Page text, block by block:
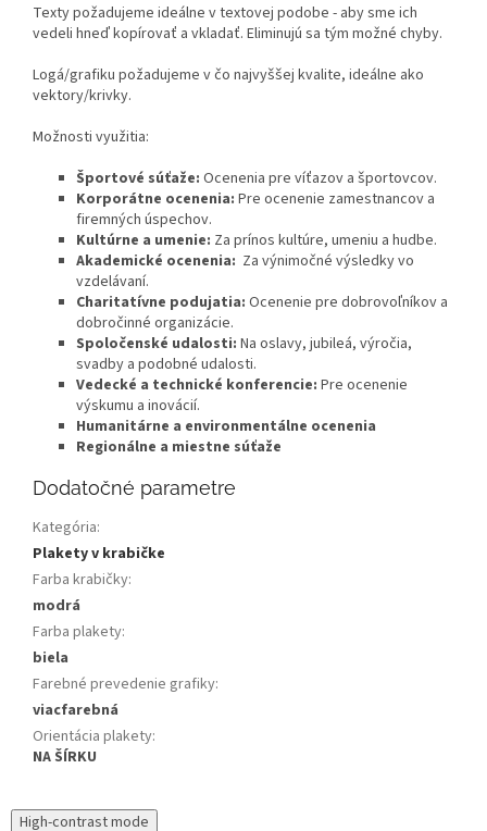
Texty požadujeme ideálne v textovej podobe - aby sme ich
vedeli hneď kopírovať a vkladať. Eliminujú sa tým možné chyby.
Logá/grafiku požadujeme v čo najvyššej kvalite, ideálne ako
vektory/krivky.
Možnosti využitia:
Športové súťaže: Ocenenia pre víťazov a športovcov.
Korporátne ocenenia: Pre ocenenie zamestnancov a
firemných úspechov.
Kultúrne a umenie: Za prínos kultúre, umeniu a hudbe.
Akademické ocenenia: Za výnimočné výsledky vo
vzdelávaní.
Charitatívne podujatia: Ocenenie pre dobrovoľníkov a
dobročinné organizácie.
Spoločenské udalosti: Na oslavy, jubileá, výročia,
svadby a podobné udalosti.
Vedecké a technické konferencie: Pre ocenenie
výskumu a inovácií.
Humanitárne a environmentálne ocenenia
Regionálne a miestne súťaže
Dodatočné parametre
Kategória:
Plakety v krabičke
Farba krabičky:
modrá
Farba plakety:
biela
Farebné prevedenie grafiky:
viacfarebná
Orientácia plakety:
NA ŠÍRKU
High-contrast mode